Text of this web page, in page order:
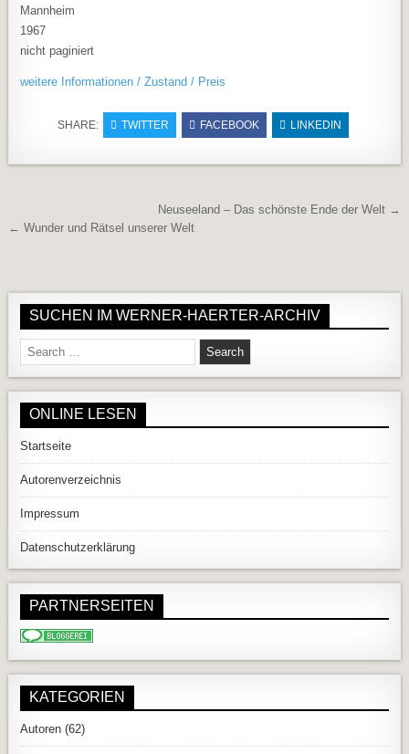
Mannheim
1967
nicht paginiert
weitere Informationen / Zustand / Preis
SHARE: TWITTER FACEBOOK LINKEDIN
BeitragsnavigationNeuseeland – Das schönste Ende der Welt →
← Wunder und Rätsel unserer Welt
SUCHEN IM WERNER-HAERTER-ARCHIV
Search for:
ONLINE LESEN
Startseite
Autorenverzeichnis
Impressum
Datenschutzerklärung
PARTNERSEITEN
KATEGORIEN
Autoren (62)